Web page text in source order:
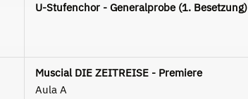
U-Stufenchor - Generalprobe (1. Besetzung)
Muscial DIE ZEITREISE - Premiere
Aula A